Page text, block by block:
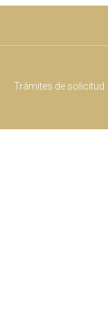
Trámites de solicitud